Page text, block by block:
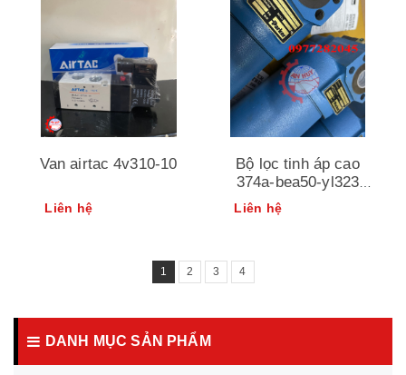
Van airtac 4v310-10
Liên hệ
Bộ lọc tinh áp cao
374a-bea50-yl323
parker
Liên hệ
1 2 3 4
DANH MỤC SẢN PHẨM